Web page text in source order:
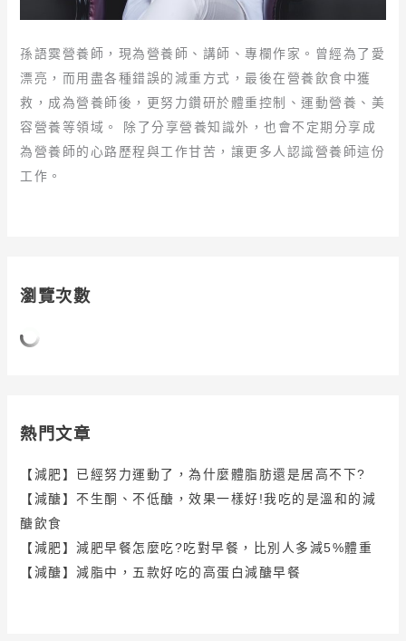
孫語霙營養師，現為營養師、講師、專欄作家。曾經為了愛
漂亮，而用盡各種錯誤的減重方式，最後在營養飲食中獲
救，成為營養師後，更努力鑽研於體重控制、運動營養、美
容營養等領域。 除了分享營養知識外，也會不定期分享成
為營養師的心路歷程與工作甘苦，讓更多人認識營養師這份
工作。
瀏覽次數
熱門文章
【減肥】已經努力運動了，為什麼體脂肪還是居高不下?
【減醣】不生酮、不低醣，效果一樣好!我吃的是溫和的減
醣飲食
【減肥】減肥早餐怎麼吃?吃對早餐，比別人多減5%體重
【減醣】減脂中，五款好吃的高蛋白減醣早餐